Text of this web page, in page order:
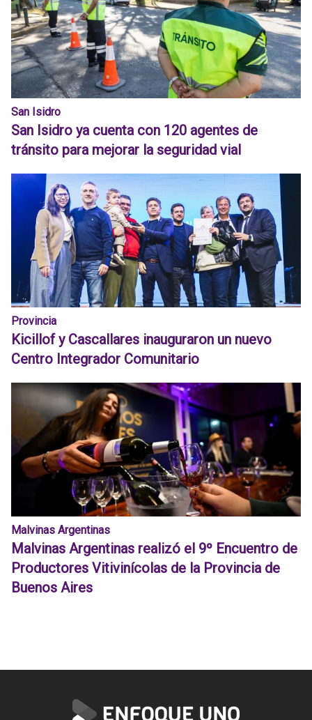
San Isidro
San Isidro ya cuenta con 120 agentes de
tránsito para mejorar la seguridad vial
Provincia
Kicillof y Cascallares inauguraron un nuevo
Centro Integrador Comunitario
Malvinas Argentinas
Malvinas Argentinas realizó el 9º Encuentro de
Productores Vitivinícolas de la Provincia de
Buenos Aires